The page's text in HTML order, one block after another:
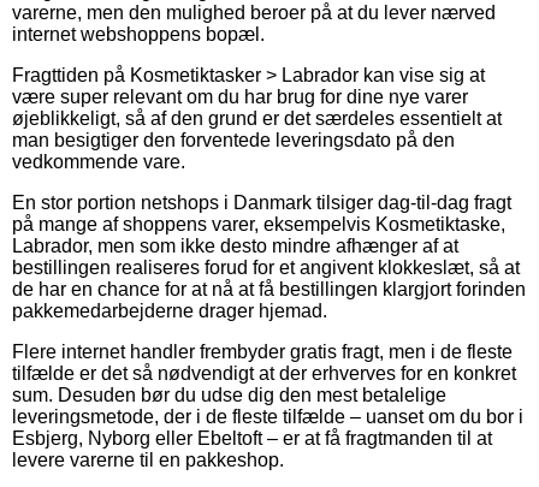
varerne, men den mulighed beroer på at du lever nærved
internet webshoppens bopæl.
Fragttiden på Kosmetiktasker > Labrador kan vise sig at
være super relevant om du har brug for dine nye varer
øjeblikkeligt, så af den grund er det særdeles essentielt at
man besigtiger den forventede leveringsdato på den
vedkommende vare.
En stor portion netshops i Danmark tilsiger dag-til-dag fragt
på mange af shoppens varer, eksempelvis Kosmetiktaske,
Labrador, men som ikke desto mindre afhænger af at
bestillingen realiseres forud for et angivent klokkeslæt, så at
de har en chance for at nå at få bestillingen klargjort forinden
pakkemedarbejderne drager hjemad.
Flere internet handler frembyder gratis fragt, men i de fleste
tilfælde er det så nødvendigt at der erhverves for en konkret
sum. Desuden bør du udse dig den mest betalelige
leveringsmetode, der i de fleste tilfælde – uanset om du bor i
Esbjerg, Nyborg eller Ebeltoft – er at få fragtmanden til at
levere varerne til en pakkeshop.